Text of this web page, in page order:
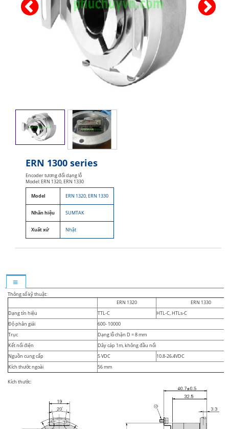
ERN 1300 series
Encoder tương đối dạng lỗ
Model: ERN 1320, ERN 1330
Model ERN 1320, ERN 1330
Nhãn hiệu SUMTAK
Xuất xứ Nhật
Thông số kỹ thuật:
ERN 1320
ERN 1330
Dạng tín hiệu
TTL-C
HTL-C, HTLs-C
Độ phân giải
600- 10000
Trục
Dạng lỗ chặn D = 8 mm
Kết nối điện
Dây cáp 1m, không đầu nối
Nguồn cung cấp
5 VDC
10.8-26.4VDC
Kích thước ngoài
56 mm
Kích thước: